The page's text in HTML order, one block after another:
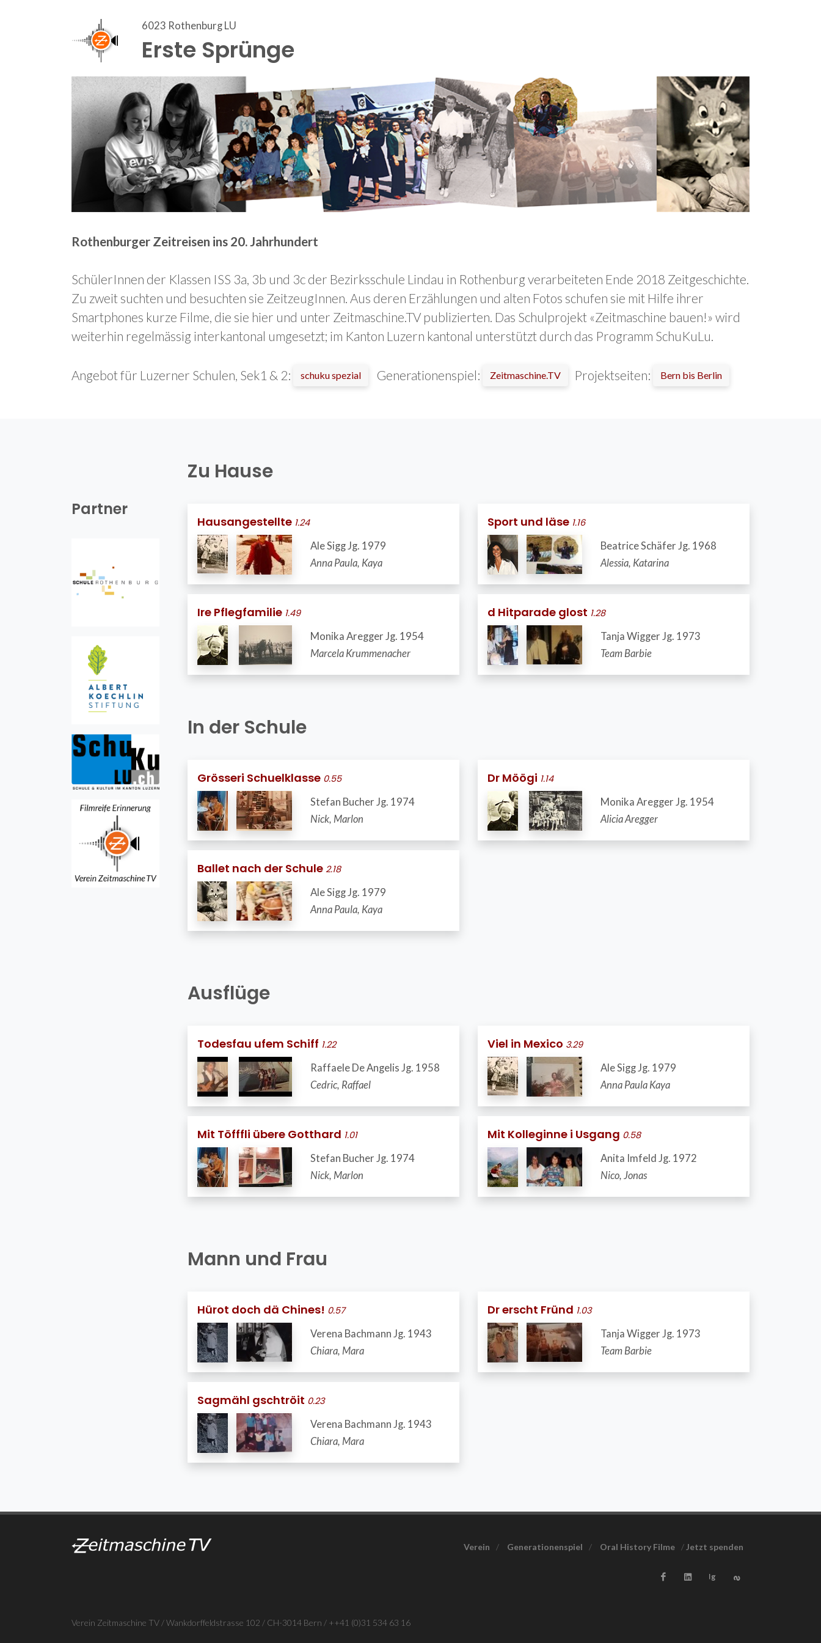
6023 Rothenburg LU
Erste Sprünge
Rothenburger Zeitreisen ins 20. Jahrhundert
SchülerInnen der Klassen ISS 3a, 3b und 3c der Bezirksschule Lindau in Rothenburg verarbeiteten Ende 2018 Zeitgeschichte.
Zu zweit suchten und besuchten sie ZeitzeugInnen. Aus deren Erzählungen und alten Fotos schufen sie mit Hilfe ihrer
Smartphones kurze Filme, die sie hier und unter Zeitmaschine.TV publizierten. Das Schulprojekt «Zeitmaschine bauen!» wird
weiterhin regelmässig interkantonal umgesetzt; im Kanton Luzern kantonal unterstützt durch das Programm SchuKuLu.
Angebot für Luzerner Schulen, Sek1 & 2: schuku spezial Generationenspiel: Zeitmaschine.TV Projektseiten: Bern bis Berlin
Zu Hause
Hausangestellte 1.24
Ale Sigg Jg. 1979
Anna Paula, Kaya
Sport und läse 1.16
Beatrice Schäfer Jg. 1968
Alessia, Katarina
Ire Pflegfamilie 1.49
Monika Aregger Jg. 1954
Marcela Krummenacher
d Hitparade glost 1.28
Tanja Wigger Jg. 1973
Team Barbie
In der Schule
Grösseri Schuelklasse 0.55
Stefan Bucher Jg. 1974
Nick, Marlon
Dr Möögi 1.14
Monika Aregger Jg. 1954
Alicia Aregger
Ballet nach der Schule 2.18
Ale Sigg Jg. 1979
Anna Paula, Kaya
Ausflüge
Todesfau ufem Schiff 1.22
Raffaele De Angelis Jg. 1958
Cedric, Raffael
Viel in Mexico 3.29
Ale Sigg Jg. 1979
Anna Paula Kaya
Mit Töfffli übere Gotthard 1.01
Stefan Bucher Jg. 1974
Nick, Marlon
Mit Kolleginne i Usgang 0.58
Anita Imfeld Jg. 1972
Nico, Jonas
Mann und Frau
Hürot doch dä Chines! 0.57
Verena Bachmann Jg. 1943
Chiara, Mara
Dr erscht Fründ 1.03
Tanja Wigger Jg. 1973
Team Barbie
Sagmähl gschtröit 0.23
Verena Bachmann Jg. 1943
Chiara, Mara
Partner
Verein Zeitmaschine TV / Wankdorffeldstrasse 102 / CH-3014 Bern / ++41 (0)31 534 63 16
Verein / Generationenspiel / Oral History Filme / Jetzt spenden